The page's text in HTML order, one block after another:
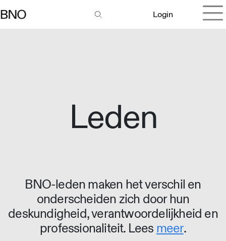
Login
Leden
BNO-leden maken het verschil en
onderscheiden zich door hun
deskundigheid, verantwoordelijkheid en
professionaliteit. Lees meer.